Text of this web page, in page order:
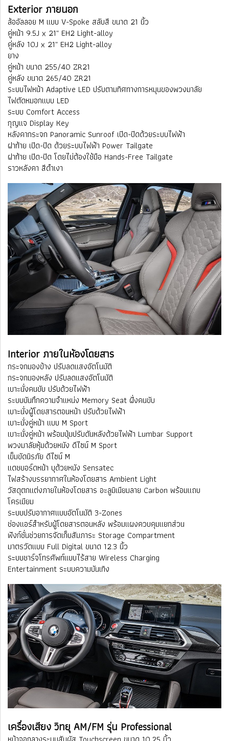
Exterior ภายนอก
ล้ออัลลอย M แบบ V-Spoke สลับสี ขนาด 21 นิ้ว
คู่หน้า 9.5J x 21″ EH2 Light-alloy
คู่หลัง 10J x 21″ EH2 Light-alloy
ยาง
คู่หน้า ขนาด 255/40 ZR21
คู่หลัง ขนาด 265/40 ZR21
ระบบไฟหน้า Adaptive LED ปรับตามทิศทางการหมุนของพวงมาลัย
ไฟตัดหมอกแบบ LED
ระบบ Comfort Access
กุญแจ Display Key
หลังคากระจก Panoramic Sunroof เปิด-ปิดด้วยระบบไฟฟ้า
ฝาท้าย เปิด-ปิด ด้วยระบบไฟฟ้า Power Tailgate
ฝาท้าย เปิด-ปิด โดยไม่ต้องใช้มือ Hands-Free Tailgate
ราวหลังคา สีดำเงา
Interior ภายในห้องโดยสาร
กระจกมองข้าง ปรับลดแสงอัตโนมัติ
กระจกมองหลัง ปรับลดแสงอัตโนมัติ
เบาะนั่งคนขับ ปรับด้วยไฟฟ้า
ระบบบันทึกความจำแหน่ง Memory Seat ฝั่งคนขับ
เบาะนั่งผู้โดยสารตอนหน้า ปรับด้วยไฟฟ้า
เบาะนั่งคู่หน้า แบบ M Sport
เบาะนั่งคู่หน้า พร้อมปุ่มปรับดันหลังด้วยไฟฟ้า Lumbar Support
พวงมาลัยหุ้มด้วยหนัง ดีไซน์ M Sport
เข็มขัดนิรภัย ดีไซน์ M
แดชบอร์ดหน้า บุด้วยหนัง Sensatec
ไฟสร้างบรรยากาศในห้องโดยสาร Ambient Light
วัสดุตกแต่งภายในห้องโดยสาร อะลูมิเนียมลาย Carbon พร้อมแถบ
โครเมียม
ระบบปรับอากาศแบบอัตโนมัติ 3-Zones
ช่องแอร์สำหรับผู้โดยสารตอนหลัง พร้อมแผงควบคุมแยกส่วน
ฟังก์ชั่นช่วยการจัดเก็บสัมภาระ Storage Compartment
มาตรวัดแบบ Full Digital ขนาด 12.3 นิ้ว
ระบบชาร์จโทรศัพท์แบบไร้สาย Wireless Charging
Entertainment ระบบความบันเทิง
เครื่องเสียง วิทยุ AM/FM รุ่น Professional